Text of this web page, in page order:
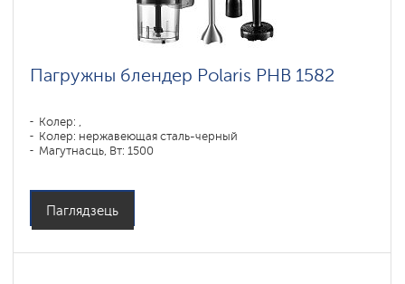
Пагружны блендер Polaris PHB 1582
Колер: ,
Колер: нержавеющая сталь-черный
Магутнасць, Вт: 1500
Паглядзець